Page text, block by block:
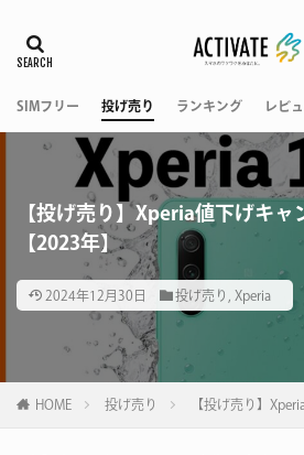
SIMフリー 投げ売り ランキング レビ
【投げ売り】Xperia値下げキャ
【2023年】
2024年12月30日 投げ売り Xperia
HOME 投げ売り 【投げ売り】